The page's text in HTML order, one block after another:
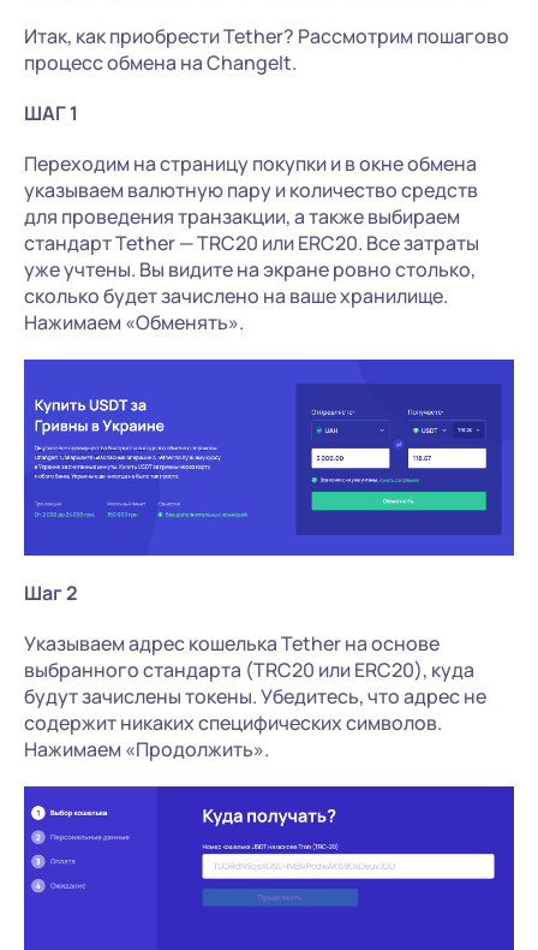
Итак, как приобрести Tether? Рассмотрим пошагово
процесс обмена на ChangeIt.
ШАГ 1
Переходим на страницу покупки и в окне обмена
указываем валютную пару и количество средств
для проведения транзакции, а также выбираем
стандарт Tether — TRC20 или ERC20. Все затраты
уже учтены. Вы видите на экране ровно столько,
сколько будет зачислено на ваше хранилище.
Нажимаем «Обменять».
Шаг 2
Указываем адрес кошелька Tether на основе
выбранного стандарта (TRC20 или ERC20), куда
будут зачислены токены. Убедитесь, что адрес не
содержит никаких специфических символов.
Нажимаем «Продолжить».